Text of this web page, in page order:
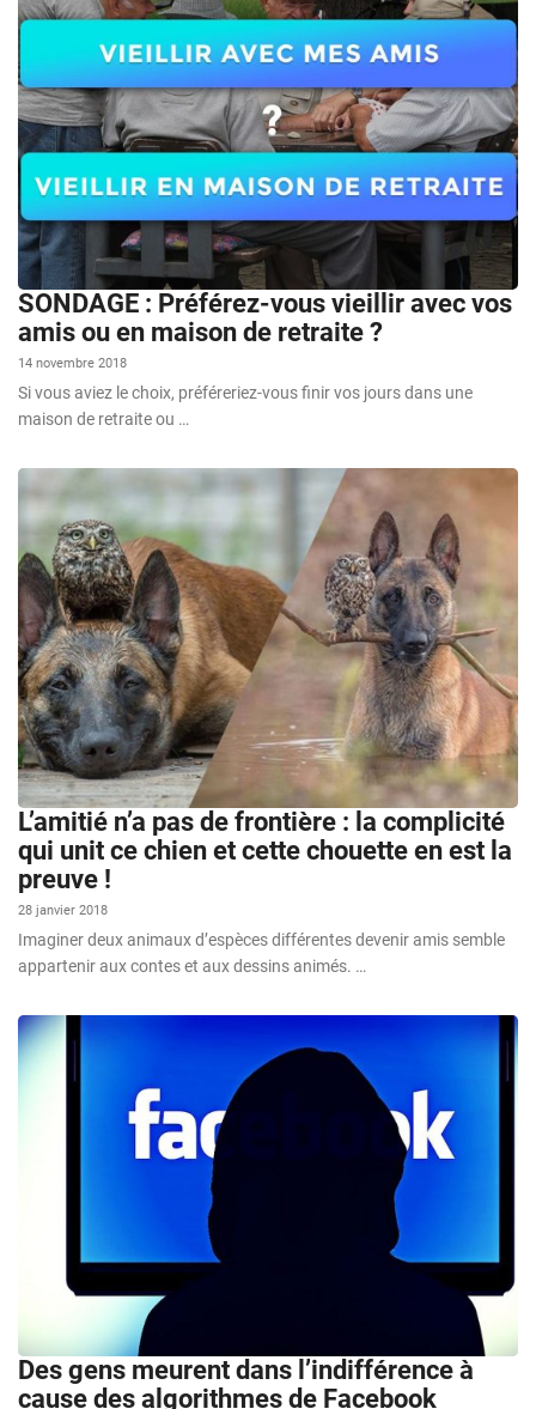
SONDAGE : Préférez-vous vieillir avec vos
amis ou en maison de retraite ?
14 novembre 2018
Si vous aviez le choix, préféreriez-vous finir vos jours dans une
maison de retraite ou …
L’amitié n’a pas de frontière : la complicité
qui unit ce chien et cette chouette en est la
preuve !
28 janvier 2018
Imaginer deux animaux d’espèces différentes devenir amis semble
appartenir aux contes et aux dessins animés. …
Des gens meurent dans l’indifférence à
cause des algorithmes de Facebook